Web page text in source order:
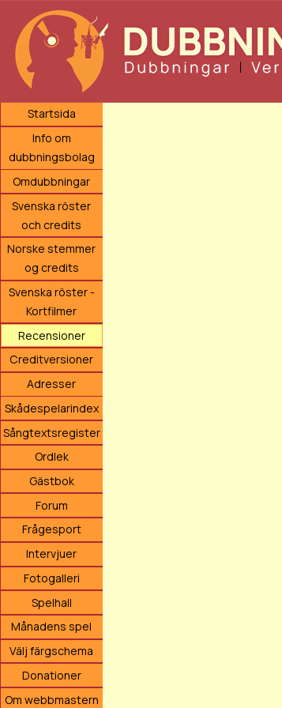
Startsida
Info om
dubbningsbolag
Omdubbningar
Svenska röster
och credits
Norske stemmer
og credits
Svenska röster -
Kortfilmer
Recensioner
Creditversioner
Adresser
Skådespelarindex
Sångtextsregister
Ordlek
Gästbok
Forum
Frågesport
Intervjuer
Fotogalleri
Spelhall
Månadens spel
Välj färgschema
Donationer
Om webbmastern